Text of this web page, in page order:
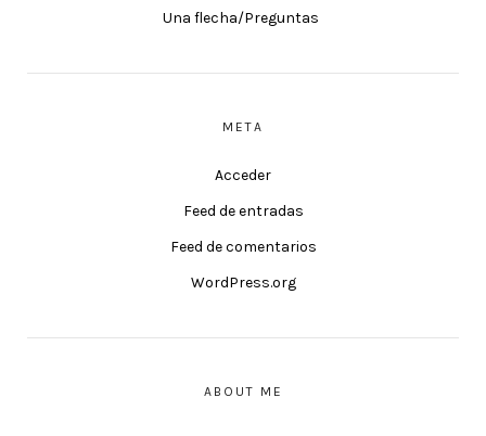
Una flecha/Preguntas
META
Acceder
Feed de entradas
Feed de comentarios
WordPress.org
ABOUT ME